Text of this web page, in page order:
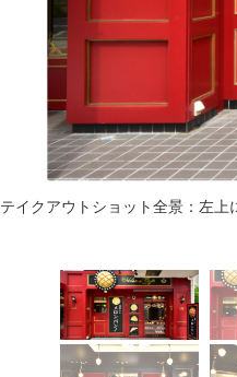
テイクアウトショット全景：左